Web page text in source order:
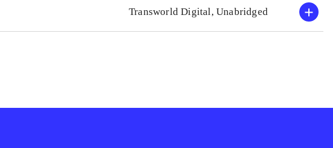
Transworld Digital, Unabridged